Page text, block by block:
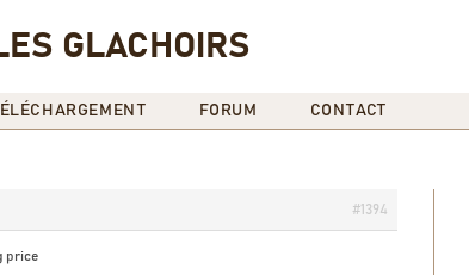
GLACHOIRS
FORUM CONTACT
#1394
price